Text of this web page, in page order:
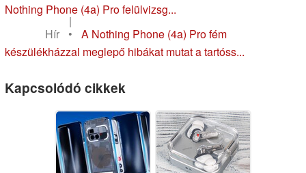
Nothing Phone (4a) Pro felülvizsg...
|
Hír
•
A Nothing Phone (4a) Pro fém
készülékházzal meglepő hibákat mutat a tartóss...
Kapcsolódó cikkek